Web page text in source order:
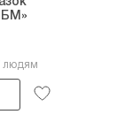
БМ»
людям